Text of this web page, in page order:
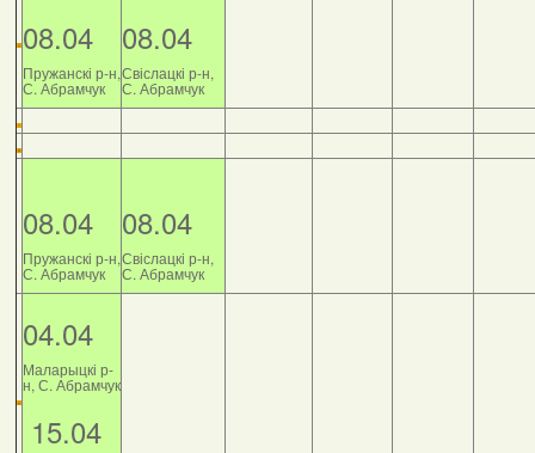
08.04
Пружанскі р-н,
С. Абрамчук
08.04
Свіслацкі р-н,
С. Абрамчук
08.04
Пружанскі р-н,
С. Абрамчук
08.04
Свіслацкі р-н,
С. Абрамчук
04.04
Маларыцкі р-
н, С. Абрамчук
15.04